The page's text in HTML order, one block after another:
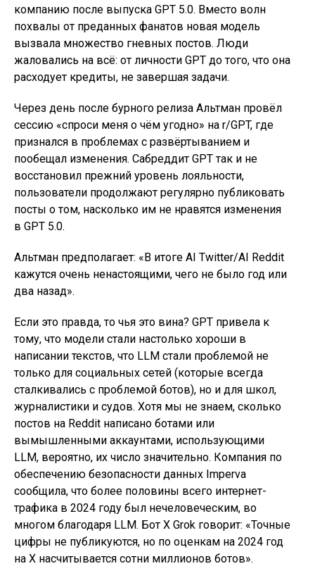
компанию после выпуска GPT 5.0. Вместо волн
похвалы от преданных фанатов новая модель
вызвала множество гневных постов. Люди
жаловались на всё: от личности GPT до того, что она
расходует кредиты, не завершая задачи.
Через день после бурного релиза Альтман провёл
сессию «спроси меня о чём угодно» на r/GPT, где
признался в проблемах с развёртыванием и
пообещал изменения. Сабреддит GPT так и не
восстановил прежний уровень лояльности,
пользователи продолжают регулярно публиковать
посты о том, насколько им не нравятся изменения
в GPT 5.0.
Альтман предполагает: «В итоге AI Twitter/AI Reddit
кажутся очень ненастоящими, чего не было год или
два назад».
Если это правда, то чья это вина? GPT привела к
тому, что модели стали настолько хороши в
написании текстов, что LLM стали проблемой не
только для социальных сетей (которые всегда
сталкивались с проблемой ботов), но и для школ,
журналистики и судов. Хотя мы не знаем, сколько
постов на Reddit написано ботами или
вымышленными аккаунтами, использующими
LLM, вероятно, их число значительно. Компания по
обеспечению безопасности данных Imperva
сообщила, что более половины всего интернет-
трафика в 2024 году был нечеловеческим, во
многом благодаря LLM. Бот X Grok говорит: «Точные
цифры не публикуются, но по оценкам на 2024 год
на X насчитывается сотни миллионов ботов».